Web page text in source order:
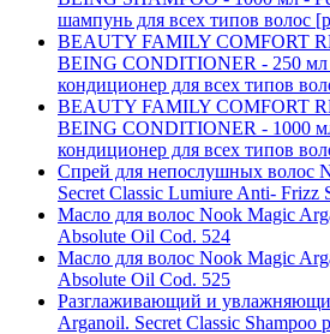
шампунь для всех типов волос
BEAUTY FAMILY COMFORT
BEING CONDITIONER - 250
кондиционер для всех типов
BEAUTY FAMILY COMFORT
BEING CONDITIONER - 1000
кондиционер для всех типов
Спрей для непослушных волос
Secret Classic Lumiure Anti- Frizz
Масло для волос Nook Magic
Absolute Oil Cod. 524
Масло для волос Nook Magic
Absolute Oil Cod. 525
Разглаживающий и
Arganoil. Secret Classic Shampoo